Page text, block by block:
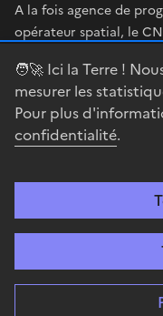
🧑‍🚀 Ici la Terre !
mesurer les
Pour plus
confidentialité.
A la fois agence de
opérateur spatial, le
en œuvre sa stratégie
legifrance.gouv.fr
Accessibilité :
Gestion
Sauf mention explicite de